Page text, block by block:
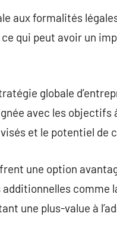
aux formalités
qui peut avoir un
globale
avec les objectifs
et le potentiel de
une option
comme
une plus-value à